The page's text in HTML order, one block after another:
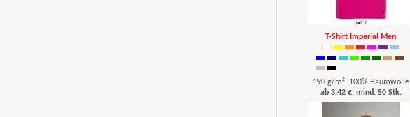
T-Shirt Imperial Men
190 g/m², 100% Baumwolle
ab 3,42 €, mind. 50 Stk.